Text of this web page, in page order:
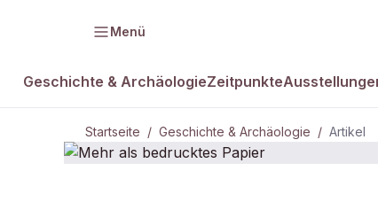
Menü
Geschichte & ArchäologieZeitpunkte
Startseite / Geschichte & Archäologie / Artikel